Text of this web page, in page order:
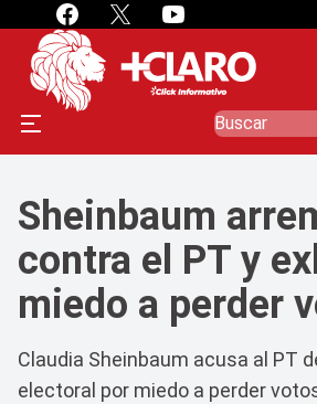
Sheinbaum
contra el PT y
miedo a perder
Claudia Sheinbaum acusa al PT
electoral por miedo a perder